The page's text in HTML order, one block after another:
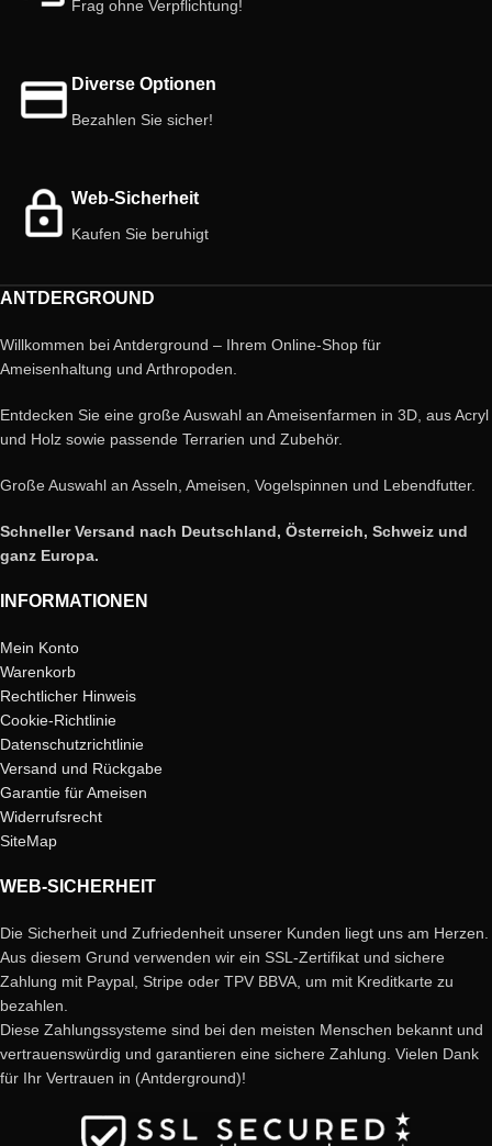
Frag ohne Verpflichtung!
Diverse Optionen
Bezahlen Sie sicher!
Web-Sicherheit
Kaufen Sie beruhigt
ANTDERGROUND
Willkommen bei Antderground – Ihrem Online-Shop für
Ameisenhaltung und Arthropoden.
Entdecken Sie eine große Auswahl an Ameisenfarmen in 3D, aus Acryl
und Holz sowie passende Terrarien und Zubehör.
Große Auswahl an Asseln, Ameisen, Vogelspinnen und Lebendfutter.
Schneller Versand nach Deutschland, Österreich, Schweiz und
ganz Europa.
INFORMATIONEN
Mein Konto
Warenkorb
Rechtlicher Hinweis
Cookie-Richtlinie
Datenschutzrichtlinie
Versand und Rückgabe
Garantie für Ameisen
Widerrufsrecht
SiteMap
WEB-SICHERHEIT
Die Sicherheit und Zufriedenheit unserer Kunden liegt uns am Herzen.
Aus diesem Grund verwenden wir ein SSL-Zertifikat und sichere
Zahlung mit Paypal, Stripe oder TPV BBVA, um mit Kreditkarte zu
bezahlen.
Diese Zahlungssysteme sind bei den meisten Menschen bekannt und
vertrauenswürdig und garantieren eine sichere Zahlung. Vielen Dank
für Ihr Vertrauen in (Antderground)!